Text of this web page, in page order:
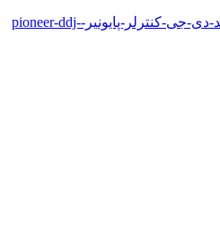
قیمت-خرید-دی-جی-کنترلر-پایونیر-pioneer-ddj-